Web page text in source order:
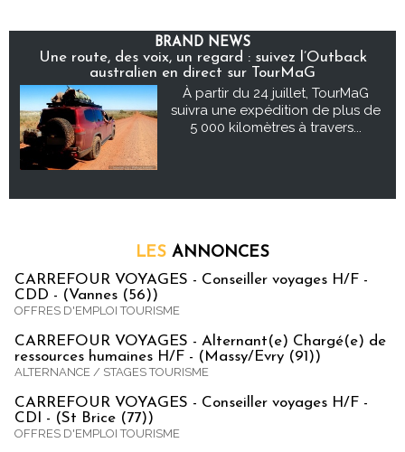
BRAND NEWS
Une route, des voix, un regard : suivez l’Outback
australien en direct sur TourMaG
À partir du 24 juillet, TourMaG
suivra une expédition de plus de
5 000 kilomètres à travers...
LES ANNONCES
CARREFOUR VOYAGES - Conseiller voyages H/F -
CDD - (Vannes (56))
OFFRES D'EMPLOI TOURISME
CARREFOUR VOYAGES - Alternant(e) Chargé(e) de
ressources humaines H/F - (Massy/Evry (91))
ALTERNANCE / STAGES TOURISME
CARREFOUR VOYAGES - Conseiller voyages H/F -
CDI - (St Brice (77))
OFFRES D'EMPLOI TOURISME